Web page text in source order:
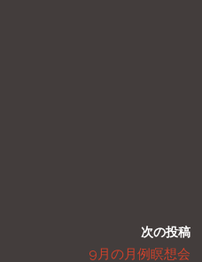
次の投稿
9月の月例瞑想会